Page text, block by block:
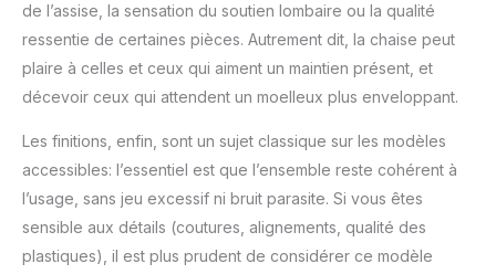
de l’assise, la sensation du soutien lombaire ou la qualité
ressentie de certaines pièces. Autrement dit, la chaise peut
plaire à celles et ceux qui aiment un maintien présent, et
décevoir ceux qui attendent un moelleux plus enveloppant.
Les finitions, enfin, sont un sujet classique sur les modèles
accessibles: l’essentiel est que l’ensemble reste cohérent à
l’usage, sans jeu excessif ni bruit parasite. Si vous êtes
sensible aux détails (coutures, alignements, qualité des
plastiques), il est plus prudent de considérer ce modèle